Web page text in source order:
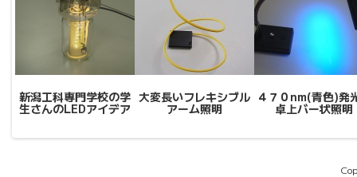
新潟工科専門学校の学
生さんのLEDアイデア
大変長いフレキシブル
アーム照明
４７０nm(青色)発
卓上バー状照明